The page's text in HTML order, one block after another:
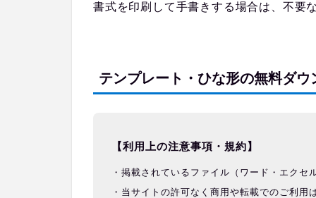
書式を印刷して手書きする場合は、不要
テンプレート・ひな形の無料ダウ
【利用上の注意事項・規約】
掲載されているファイル（ワード・エクセ
当サイトの許可なく商用や転載でのご利用